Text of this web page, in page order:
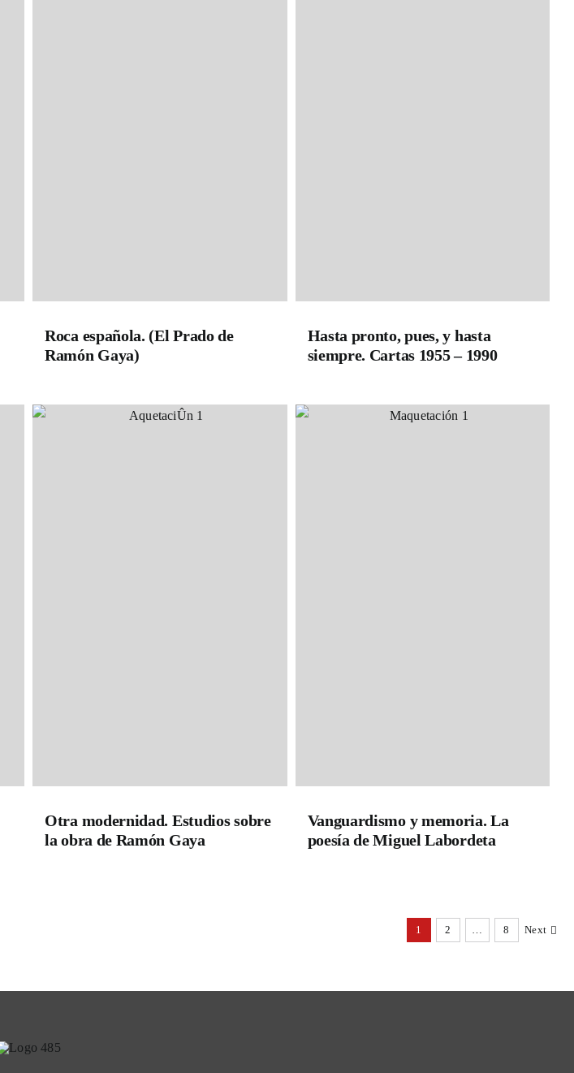
Roca española. (El Prado de
Ramón Gaya)
Hasta pronto, pues, y hasta
siempre. Cartas 1955 – 1990
Otra modernidad. Estudios sobre
la obra de Ramón Gaya
Vanguardismo y memoria. La
poesía de Miguel Labordeta
1 2 … 8 Next